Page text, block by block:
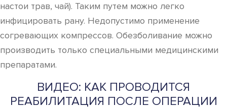
настои трав, чай). Таким путем можно легко
инфицировать рану. Недопустимо применение
согревающих компрессов. Обезболивание можно
производить только специальными медицинскими
препаратами.
ВИДЕО: КАК ПРОВОДИТСЯ
РЕАБИЛИТАЦИЯ ПОСЛЕ ОПЕРАЦИИ